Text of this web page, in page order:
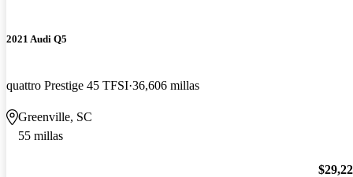
2021 Audi Q5
quattro Prestige 45 TFSI 36,606 millas
Greenville, SC
55 millas